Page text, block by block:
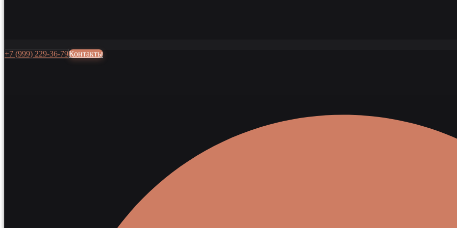
+7 (999) 229-36-79Контакты